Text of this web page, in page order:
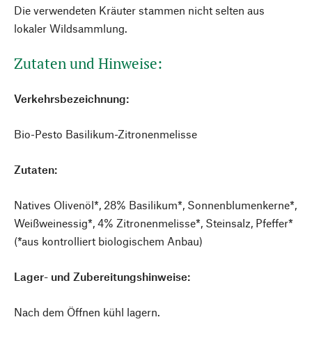
Die verwendeten Kräuter stammen nicht selten aus
lokaler Wildsammlung.
Zutaten und Hinweise:
Verkehrsbezeichnung:
Bio-Pesto Basilikum-Zitronenmelisse
Zutaten:
Natives Olivenöl*, 28% Basilikum*, Sonnenblumenkerne*,
Weißweinessig*, 4% Zitronenmelisse*, Steinsalz, Pfeffer*
(*aus kontrolliert biologischem Anbau)
Lager- und Zubereitungshinweise:
Nach dem Öffnen kühl lagern.